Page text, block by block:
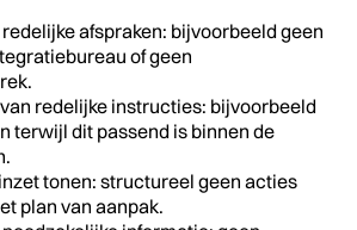
afspraken: bijvoorbeeld geen
of geen
redelijke instructies: bijvoorbeeld
terwijl dit passend is binnen de
tonen: structureel geen acties
plan van aanpak.